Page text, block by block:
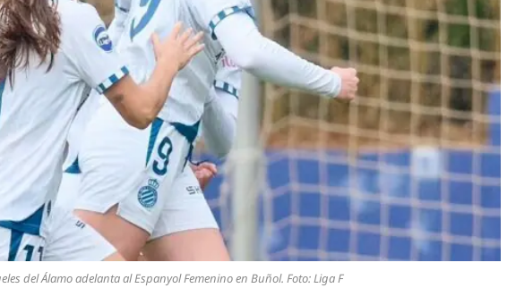
del Álamo adelanta al Espanyol Femenino en Buñol. Foto: Liga F